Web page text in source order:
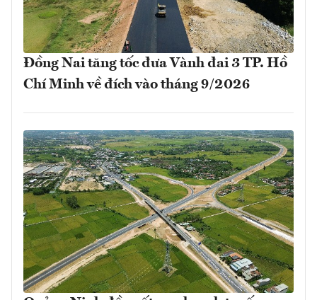
Đồng Nai tăng tốc đưa Vành đai 3 TP. Hồ
Chí Minh về đích vào tháng 9/2026